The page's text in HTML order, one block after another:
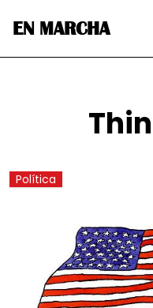
EN MARCHA
Política